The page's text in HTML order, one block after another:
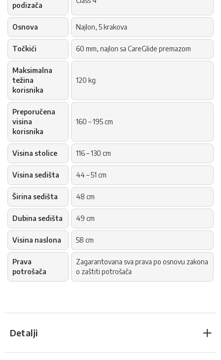
podizača
Osnova Najlon, 5 krakova
Točkići 60 mm, najlon sa CareGlide premazom
Maksimalna
težina
korisnika
120 kg
Preporučena
visina
korisnika
160 – 195 cm
Visina stolice 116 – 130 cm
Visina sedišta 44 – 51 cm
Širina sedišta 48 cm
Dubina sedišta 49 cm
Visina naslona 58 cm
Prava
potrošača
Zagarantovana sva prava po osnovu zakona
o zaštiti potrošača
Detalji